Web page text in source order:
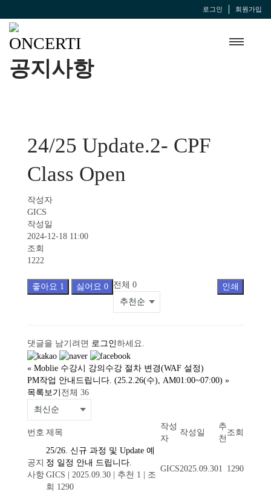
로그인 회원가입
공지사항
24/25 Update.2- CPF
Class Open
작성자
GICS
작성일
2024-12-18 11:00
조회
1222
좋아요 1 싫어요 0 인쇄
전체 0
댓글을 남기려면 로그인하세요.
« Moblie 수강시 강의수강 절차 변경(WAF 설정)
PM작업 안내드립니다. (25.2.26(수), AM01:00~07:00) »
목록보기 전체 36
번호 제목
작성
자
작성일
추
천
조회
공지
사항
25/26. 신규 과정 및 Update 예
정 일정 안내 드립니다.
GICS
2025.09.30 추천 1
조
회 1290
GICS2025.09.301 1290